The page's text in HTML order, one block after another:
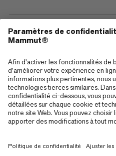
—
Sitemap
Cookies
Mentions Légales